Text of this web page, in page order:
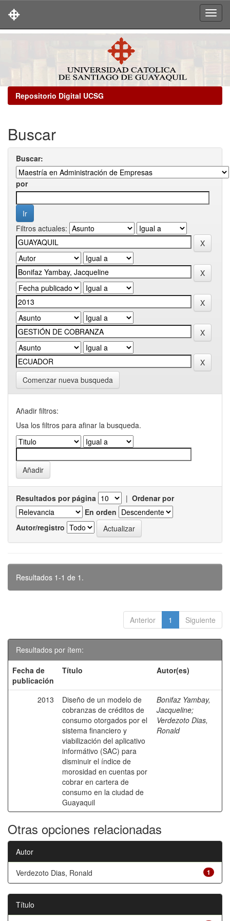
Repositorio Digital UCSG
Buscar
Buscar:
por
Filtros actuales:
Comenzar nueva busqueda
Añadir filtros:
Usa los filtros para afinar la busqueda.
Resultados por página | Ordenar por
En orden
Autor/registro
Resultados 1-1 de 1.
Anterior 1 Siguiente
Resultados por ítem:
Fecha de
publicación
Título Autor(es)
2013
Diseño de un modelo de
cobranzas de créditos de
consumo otorgados por el
sistema financiero y
viabilización del aplicativo
informátivo (SAC) para
disminuir el índice de
morosidad en cuentas por
cobrar en cartera de
consumo en la ciudad de
Guayaquil
Bonifaz Yambay,
Jacqueline;
Verdezoto Dias,
Ronald
Otras opciones relacionadas
Autor
1
Verdezoto Dias, Ronald
Título